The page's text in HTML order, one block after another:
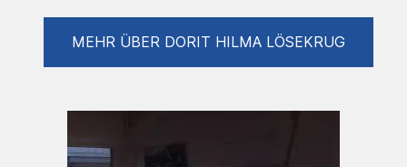
MEHR ÜBER DORIT HILMA LÖSEKRUG